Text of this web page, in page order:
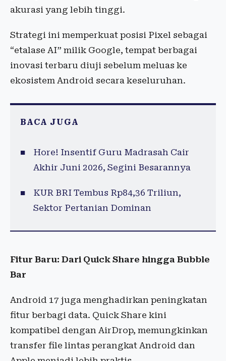
akurasi yang lebih tinggi.
Strategi ini memperkuat posisi Pixel sebagai
“etalase AI” milik Google, tempat berbagai
inovasi terbaru diuji sebelum meluas ke
ekosistem Android secara keseluruhan.
BACA JUGA
Hore! Insentif Guru Madrasah Cair
Akhir Juni 2026, Segini Besarannya
KUR BRI Tembus Rp84,36 Triliun,
Sektor Pertanian Dominan
Fitur Baru: Dari Quick Share hingga Bubble
Bar
Android 17 juga menghadirkan peningkatan
fitur berbagi data. Quick Share kini
kompatibel dengan AirDrop, memungkinkan
transfer file lintas perangkat Android dan